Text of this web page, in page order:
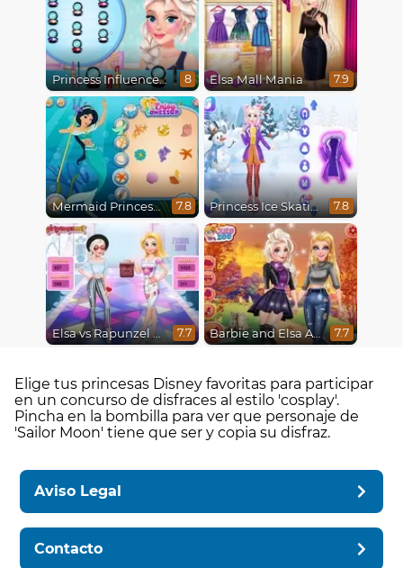
Princess Influencer Winter Wonderland 8 Elsa Mall Mania 7.9
Mermaid Princesses 7.8 Princess Ice Skating Adventure 7.8
Elsa vs Rapunzel Fashion Game 7.7 Barbie and Elsa Autumn Patterns 7.7
Elige tus princesas Disney favoritas para participar
en un concurso de disfraces al estilo 'cosplay'.
Pincha en la bombilla para ver que personaje de
'Sailor Moon' tiene que ser y copia su disfraz.
Aviso Legal
Contacto